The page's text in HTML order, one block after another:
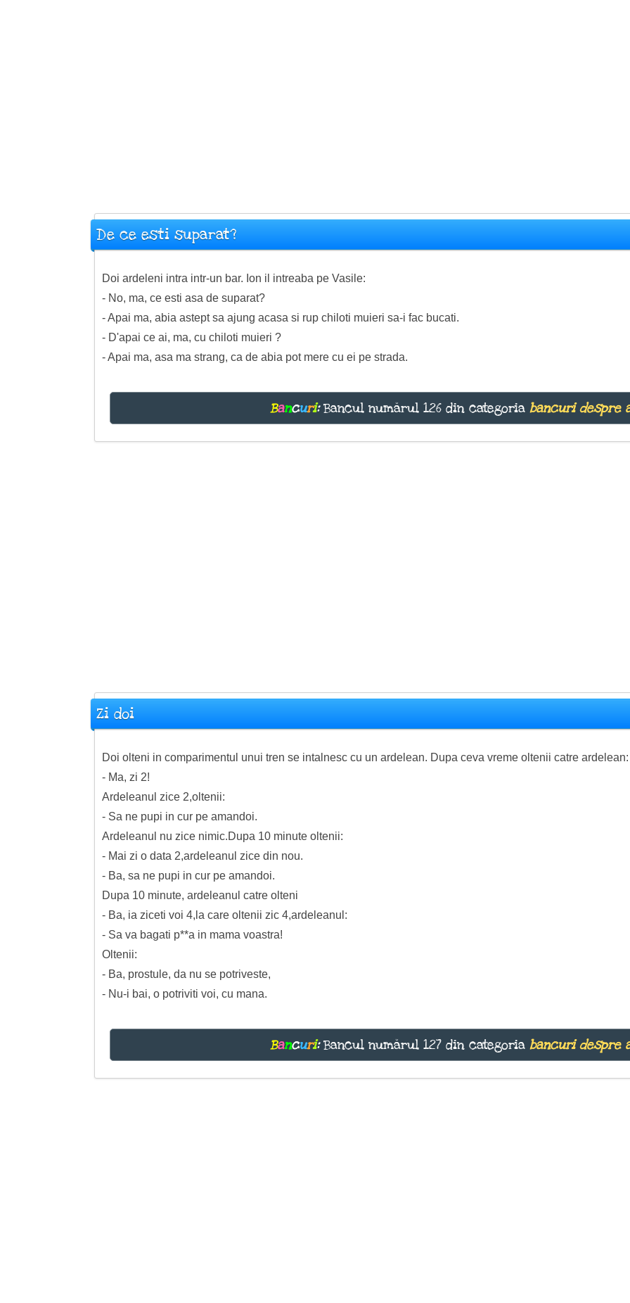
De ce esti suparat?
Doi ardeleni intra intr-un bar. Ion il intreaba pe Vasile:
- No, ma, ce esti asa de suparat?
- Apai ma, abia astept sa ajung acasa si rup chiloti muieri sa-i fac bucati.
- D'apai ce ai, ma, cu chiloti muieri ?
- Apai ma, asa ma strang, ca de abia pot mere cu ei pe strada.
Bancuri:Bancul numărul 126 din categoria bancuri despre
Zi doi
Doi olteni in comparimentul unui tren se intalnesc cu un ardelean. Dupa ceva vreme oltenii catre ardelean:
- Ma, zi 2!
Ardeleanul zice 2,oltenii:
- Sa ne pupi in cur pe amandoi.
Ardeleanul nu zice nimic.Dupa 10 minute oltenii:
- Mai zi o data 2,ardeleanul zice din nou.
- Ba, sa ne pupi in cur pe amandoi.
Dupa 10 minute, ardeleanul catre olteni
- Ba, ia ziceti voi 4,la care oltenii zic 4,ardeleanul:
- Sa va bagati p**a in mama voastra!
Oltenii:
- Ba, prostule, da nu se potriveste,
- Nu-i bai, o potriviti voi, cu mana.
Bancuri:Bancul numărul 127 din categoria bancuri despre